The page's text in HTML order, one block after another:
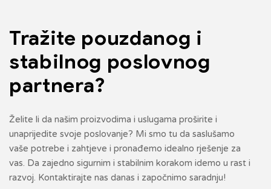
Tražite pouzdanog i
stabilnog poslovnog
partnera?
Želite li da našim proizvodima i uslugama proširite i
unaprijedite svoje poslovanje? Mi smo tu da saslušamo
vaše potrebe i zahtjeve i pronađemo idealno rješenje za
vas. Da zajedno sigurnim i stabilnim korakom idemo u rast i
razvoj. Kontaktirajte nas danas i započnimo saradnju!